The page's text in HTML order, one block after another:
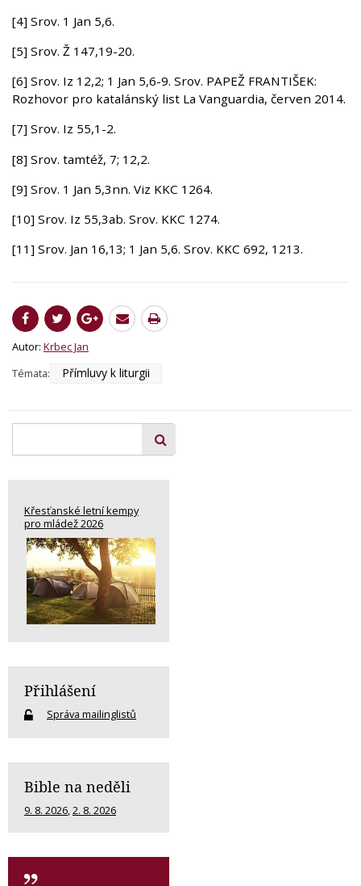
[4] Srov. 1 Jan 5,6.
[5] Srov. Ž 147,19-20.
[6] Srov. Iz 12,2; 1 Jan 5,6-9. Srov. PAPEŽ FRANTIŠEK:
Rozhovor pro katalánský list La Vanguardia, červen 2014.
[7] Srov. Iz 55,1-2.
[8] Srov. tamtéž, 7; 12,2.
[9] Srov. 1 Jan 5,3nn. Viz KKC 1264.
[10] Srov. Iz 55,3ab. Srov. KKC 1274.
[11] Srov. Jan 16,13; 1 Jan 5,6. Srov. KKC 692, 1213.
Autor: Krbec Jan
Témata:
Přímluvy k liturgii
Křesťanské letní kempy
pro mládež 2026
Přihlášení
Správa mailinglistů
Bible na neděli
9. 8. 2026,2. 8. 2026